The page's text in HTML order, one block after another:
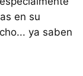
en su
ya saben